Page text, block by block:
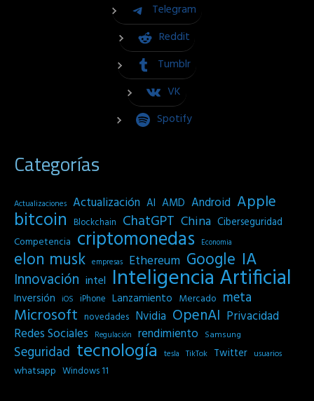
Telegram
Reddit
Tumblr
VK
Spotify
Categorías
Actualizaciones Actualización AI AMD Android Apple
bitcoin Blockchain ChatGPT China Ciberseguridad
Competencia criptomonedas Economia
elon musk empresas Ethereum Google IA
Innovación intel Inteligencia Artificial
Inversión iOS iPhone Lanzamiento Mercado meta
Microsoft novedades Nvidia OpenAI Privacidad
Redes Sociales
Regulación rendimiento Samsung
Seguridad tecnología tesla TikTok Twitter usuarios
whatsapp Windows 11